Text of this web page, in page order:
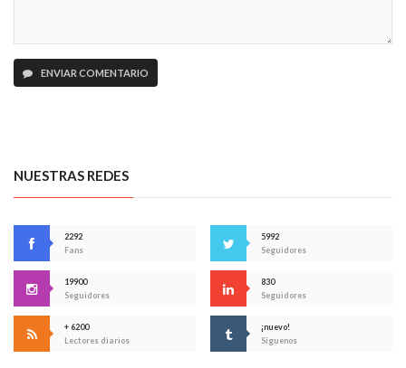
ENVIAR COMENTARIO
NUESTRAS REDES
2292
Fans
5992
Seguidores
19900
Seguidores
830
Seguidores
+ 6200
Lectores diarios
¡nuevo!
Síguenos